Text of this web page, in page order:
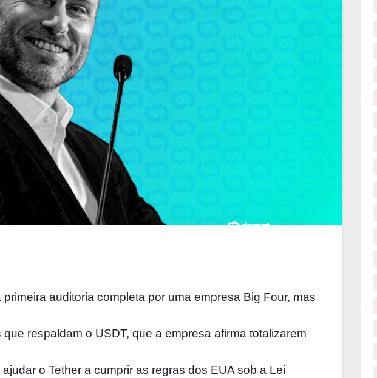
auditoria completa por uma empresa Big Four, mas
respaldam o USDT, que a empresa afirma totalizarem
o Tether a cumprir as regras dos EUA sob a Lei